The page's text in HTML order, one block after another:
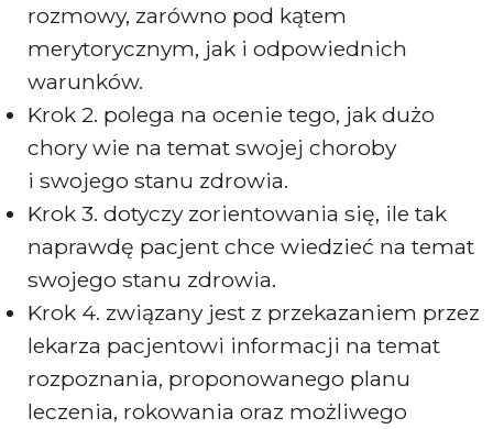
rozmowy, zarówno pod kątem
merytorycznym, jak i odpowiednich
warunków.
Krok 2. polega na ocenie tego, jak dużo
chory wie na temat swojej choroby
i swojego stanu zdrowia.
Krok 3. dotyczy zorientowania się, ile tak
naprawdę pacjent chce wiedzieć na temat
swojego stanu zdrowia.
Krok 4. związany jest z przekazaniem przez
lekarza pacjentowi informacji na temat
rozpoznania, proponowanego planu
leczenia, rokowania oraz możliwego